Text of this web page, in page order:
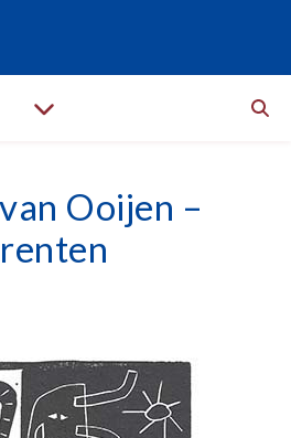
Ooijen –